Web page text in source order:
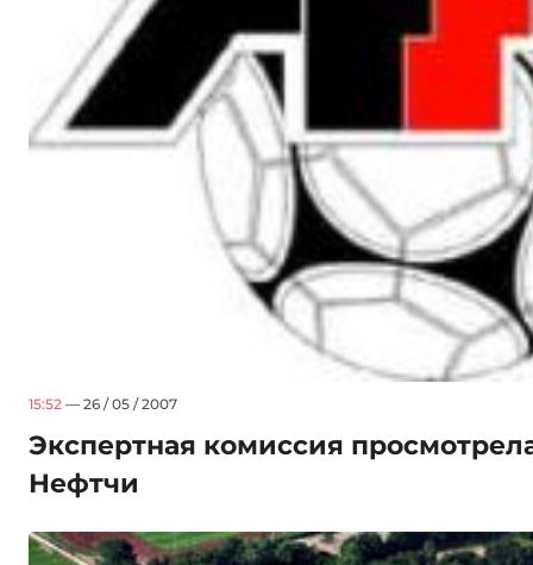
15:52 — 26 / 05 / 2007
Экспертная комиссия
Нефтчи